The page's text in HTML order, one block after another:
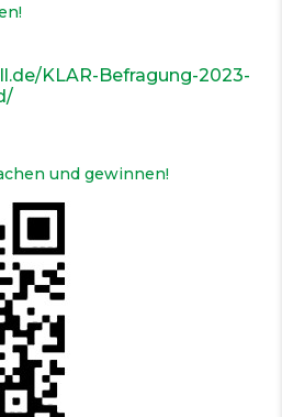
KLAR-Befragung-2023-
und gewinnen!